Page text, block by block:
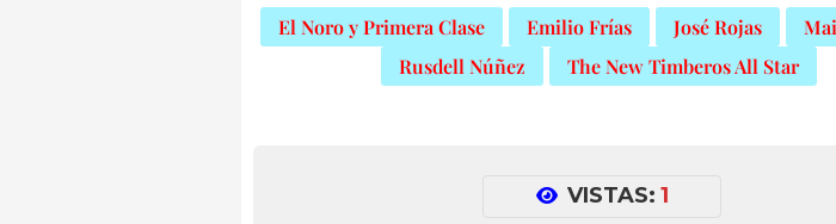
El Noro y Primera Clase Emilio Frías José Rojas
Rusdell Núñez
The New Timberos All Star
VISTAS: 1